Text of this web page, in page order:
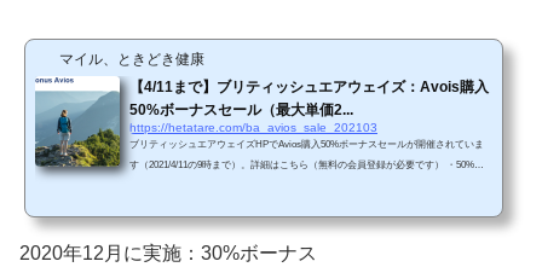
マイル、ときどき健康
【4/11まで】ブリティッシュエアウェイズ：Avois購入
50%ボーナスセール（最大単価2...
https://hetatare.com/ba_avios_sale_202103
ブリティッシュエアウェイズHPでAvios購入50%ボーナスセールが開催されていま
す（2021/4/11の9時まで）。詳細はこちら（無料の会員登録が必要です） ・50%ボ
ールと比較すると今回はお得ですね。・2021年4月11日午前9時まで・200,000 Avios
まで購入可能（50%ボーナスを含めると、合計300,000 Aviosまで）・購入後すぐに
2020年12月に実施：30%ボーナス